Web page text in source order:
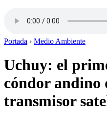
Portada › Medio Ambiente
Uchuy: el
cóndor andino
transmisor